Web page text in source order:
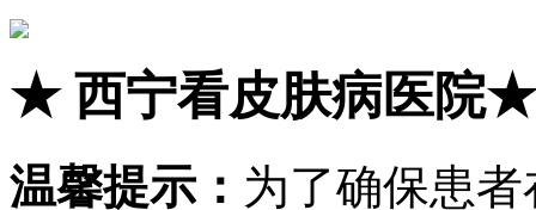
★西宁看皮肤病医院★
温馨提示： 为了确保患